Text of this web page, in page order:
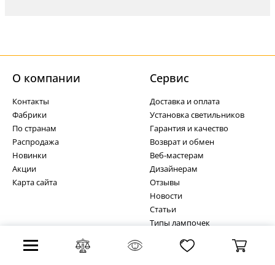
Бесплатная доставка
О компании
Контакты
Фабрики
По странам
Распродажа
Новинки
Акции
Карта сайта
Cервис
Доставка и оплата
Установка светильников
Гарантия и качество
Возврат и обмен
Веб-мастерам
Дизайнерам
Отзывы
Новости
Статьи
Типы лампочек